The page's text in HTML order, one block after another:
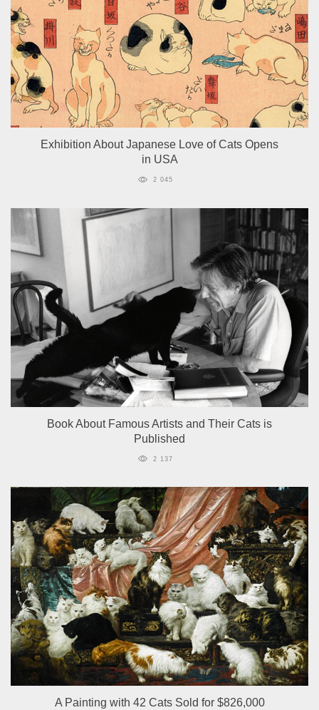
Exhibition About Japanese Love of Cats Opens
in USA
2 045
Book About Famous Artists and Their Cats is
Published
2 137
A Painting with 42 Cats Sold for $826,000